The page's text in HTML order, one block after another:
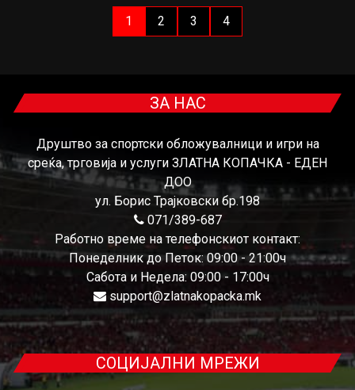
1 2 3 4
ЗА НАС
Друштво за спортски обложувалници и игри на
среќа, трговија и услуги ЗЛАТНА КОПАЧКА - ЕДЕН
ДОО
ул. Борис Трајковски бр.198
071/389-687
Работно време на телефонскиот контакт:
Понеделник до Петок: 09:00 - 21:00ч
Сабота и Недела: 09:00 - 17:00ч
support@zlatnakopacka.mk
СОЦИЈАЛНИ МРЕЖИ